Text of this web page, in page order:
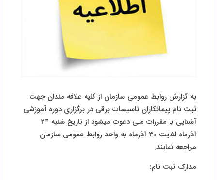
به گزارش روابط عمومی سازمان از کلیه علاقه مندان جهت
ثبت نام پیمانکاران تاسیسات برقی در برگزاری دوره آموزشی
آشنایی با مقررات ملی دعوت میشود از تاریخ شنبه 24
آذرماه لغایت 30 آذرماه به واحد روابط عمومی سازمان
مراجعه نمایند.
مدارک ثبت نام: